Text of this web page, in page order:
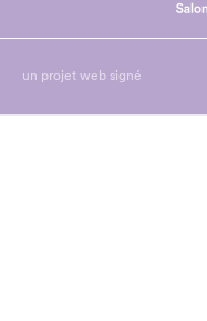
un projet web signé